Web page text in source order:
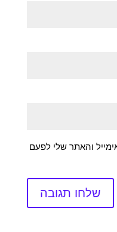
והאתר שלי לפעם